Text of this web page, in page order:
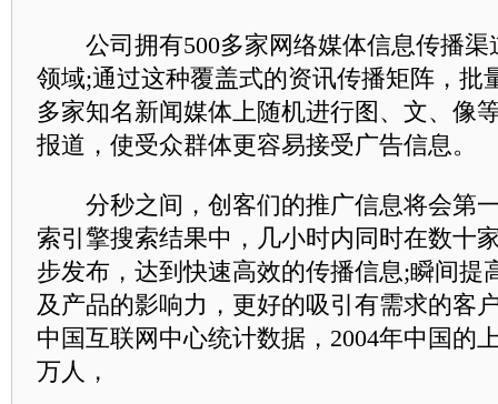
公司拥有500多家网络媒体信息传播渠
领域;通过这种覆盖式的资讯传播矩阵，批
多家知名新闻媒体上随机进行图、文、像
报道，使受众群体更容易接受广告信息。
分秒之间，创客们的推广信息将会第
索引擎搜索结果中，几小时内同时在数十
步发布，达到快速高效的传播信息;瞬间提
及产品的影响力，更好的吸引有需求的客
中国互联网中心统计数据，2004年中国的
万人，